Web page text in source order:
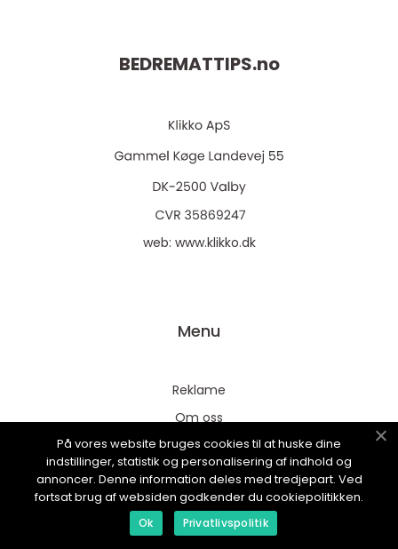
BEDREMATTIPS.no
web: www.klikko.dk
Menu
Reklame
Om oss
Cookies
Kontakt Oss
Sitemap
På vores website bruges cookies til at huske dine
indstillinger, statistik og personalisering af indhold og
annoncer. Denne information deles med tredjepart. Ved
fortsat brug af websiden godkender du cookiepolitikken.
Ok Privatlivspolitik